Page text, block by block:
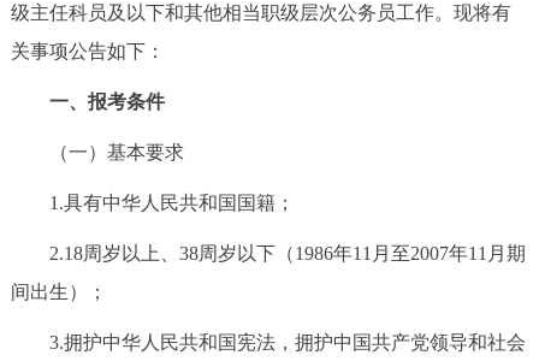
市领导 机构职能 政策服务
决策公开
政务服务
便民服务 利企服务 投资项目
级主任科员及以下和其他相当职级层次公务员工作。现将有
关事项公告如下：
一、报考条件
（一）基本要求
1.具有中华人民共和国国籍；
2.18周岁以上、38周岁以下（1986年11月至2007年11月期
间出生）；
3.拥护中华人民共和国宪法，拥护中国共产党领导和社会